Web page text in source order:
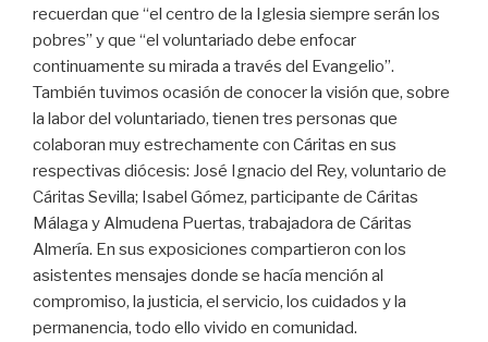
recuerdan que “el centro de la Iglesia siempre serán los
pobres” y que “el voluntariado debe enfocar
continuamente su mirada a través del Evangelio”.
También tuvimos ocasión de conocer la visión que, sobre
la labor del voluntariado, tienen tres personas que
colaboran muy estrechamente con Cáritas en sus
respectivas diócesis: José Ignacio del Rey, voluntario de
Cáritas Sevilla; Isabel Gómez, participante de Cáritas
Málaga y Almudena Puertas, trabajadora de Cáritas
Almería. En sus exposiciones compartieron con los
asistentes mensajes donde se hacía mención al
compromiso, la justicia, el servicio, los cuidados y la
permanencia, todo ello vivido en comunidad.